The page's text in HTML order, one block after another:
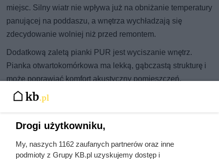
miejsc. Silny wiatr nie wpływa już na obniżanie temperatury
panującej na poddaszu, a wnętrza wychładzają się
zdecydowanie wolniej niż przed remontem.
Dodatkową zaletą pianki PUR jest wyciszanie wnętrz.
Pianka otwartokomórkowa ma lekką, gąbczastą strukturę i
może poprawiać komfort akustyczny pomieszczeń.
Prawidłowo wykonane ocieplenie z pianki PUR niemal
natychmiast wpłynie na wygodę domowników. Okazuje się,
wynikającą z realizacji takiej inwestycji.
Drogi użytkowniku,
My, naszych 1162 zaufanych partnerów oraz inne
podmioty z Grupy KB.pl uzyskujemy dostęp i